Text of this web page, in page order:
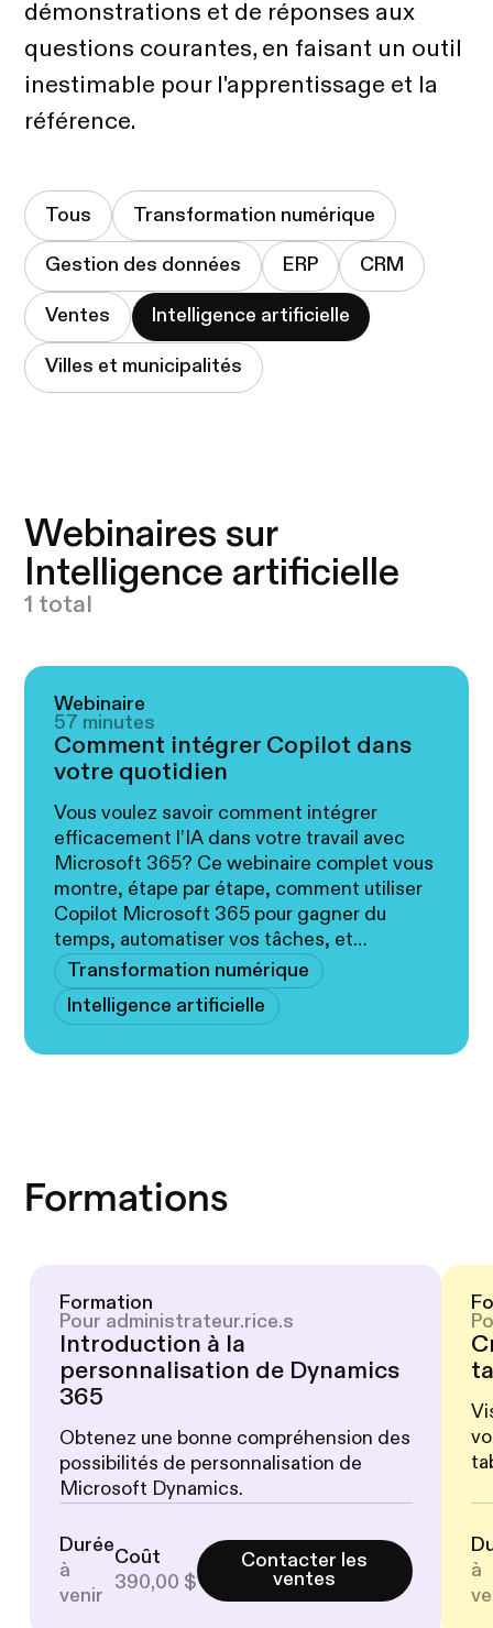
démonstrations et de réponses aux
questions courantes, en faisant un outil
inestimable pour l'apprentissage et la
référence.
Tous Transformation numérique
Gestion des données ERP CRM
Ventes Intelligence artificielle
Villes et municipalités
Webinaires sur
Intelligence artificielle
1 total
Webinaire
57 minutes
Comment intégrer Copilot dans
votre quotidien
Vous voulez savoir comment intégrer
efficacement l’IA dans votre travail avec
Microsoft 365? Ce webinaire complet vous
montre, étape par étape, comment utiliser
Copilot Microsoft 365 pour gagner du
temps, automatiser vos tâches, et
collaborer plus intelligemment.
Transformation numérique
Intelligence artificielle
Formations
Formation
Pour administrateur.rice.s
Introduction à la
personnalisation de Dynamics
365
Obtenez une bonne compréhension des
possibilités de personnalisation de
Microsoft Dynamics.
Durée
à
venir
Coût
390,00 $
Contacter les
ventes
à